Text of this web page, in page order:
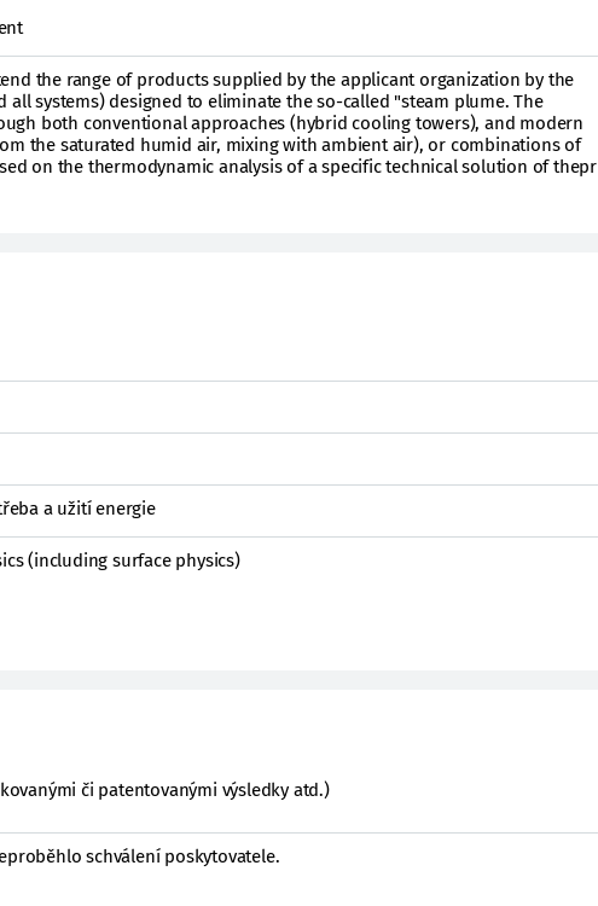
the range of products supplied by the applicant organization by the
all systems) designed to eliminate the so-called "steam plume. The
both conventional approaches (hybrid cooling towers), and modern
the saturated humid air, mixing with ambient air), or combinations of
on the thermodynamic analysis of a specific technical solution of thepr
a užití energie
(including surface physics)
či patentovanými výsledky atd.)
schválení poskytovatele.